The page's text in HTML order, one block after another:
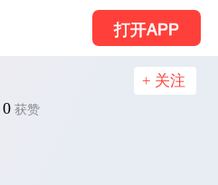
打开APP
0 获赞
+ 关注